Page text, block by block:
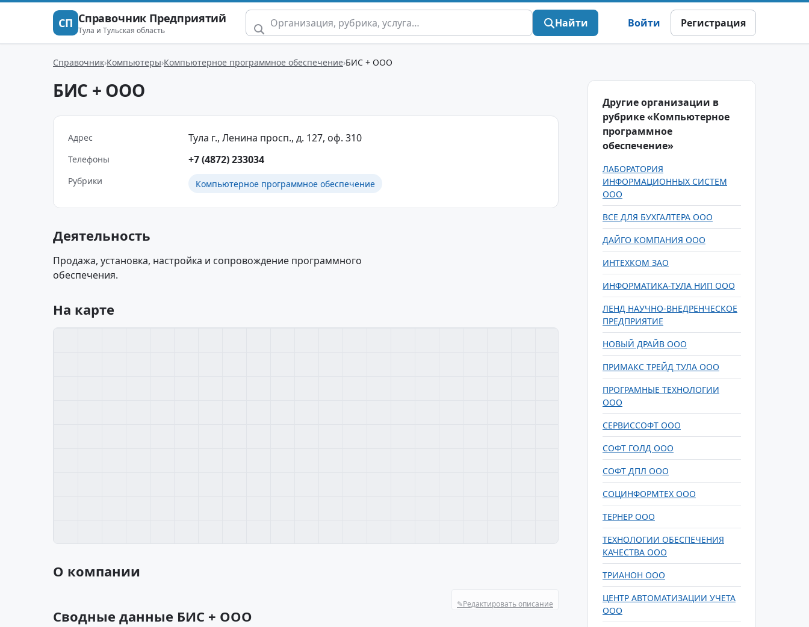
СП Справочник Предприятий
Тула и Тульская область
Найти Войти Регистрация
Справочник Компьютеры Компьютерное программное обеспечение БИС + ООО
БИС + ООО
Адрес Тула г., Ленина просп., д. 127, оф. 310
Телефоны +7 (4872) 233034
Рубрики Компьютерное программное обеспечение
Деятельность
Продажа, установка, настройка и сопровождение программного
обеспечения.
На карте
О компании
✎Редактировать описание
Сводные данные БИС + ООО
Другие организации в
рубрике «Компьютерное
программное
обеспечение»
ЛАБОРАТОРИЯ
ИНФОРМАЦИОННЫХ СИСТЕМ
ООО
ВСЕ ДЛЯ БУХГАЛТЕРА ООО
ДАЙГО КОМПАНИЯ ООО
ИНТЕХКОМ ЗАО
ИНФОРМАТИКА-ТУЛА НИП ООО
ЛЕНД НАУЧНО-ВНЕДРЕНЧЕСКОЕ
ПРЕДПРИЯТИЕ
НОВЫЙ ДРАЙВ ООО
ПРИМАКС ТРЕЙД ТУЛА ООО
ПРОГРАМНЫЕ ТЕХНОЛОГИИ
ООО
СЕРВИССОФТ ООО
СОФТ ГОЛД ООО
СОФТ ДПЛ ООО
СОЦИНФОРМТЕХ ООО
ТЕРНЕР ООО
ТЕХНОЛОГИИ ОБЕСПЕЧЕНИЯ
КАЧЕСТВА ООО
ТРИАНОН ООО
ЦЕНТР АВТОМАТИЗАЦИИ УЧЕТА
ООО